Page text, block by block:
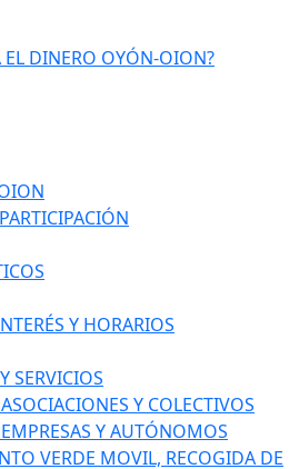
EL DINERO OYÓN-OION?
Y HORARIOS
SERVICIOS
Y COLECTIVOS
Y AUTÓNOMOS
VERDE MOVIL, RECOGIDA DE